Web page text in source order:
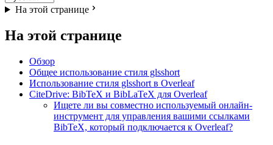
На этой странице
На этой странице
Обзор
Общее использование стиля glsshort
Использование стиля glsshort в Overleaf
CiteDrive: BibTeX и BibLaTeX для Overleaf
Ищете ли вы совместно используемый онлайн-
инструмент для управления вашими ссылками
BibTeX, который подключается к Overleaf?